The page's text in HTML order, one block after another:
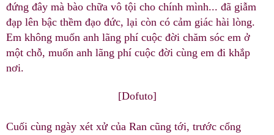
đứng đây mà bào chữa vô tội cho chính mình... đã giẫm
đạp lên bậc thềm đạo đức, lại còn có cảm giác hài lòng.
Em không muốn anh lãng phí cuộc đời chăm sóc em ở
một chỗ, muốn anh lãng phí cuộc đời cùng em đi khắp
nơi.
[Dofuto]
Cuối cùng ngày xét xử của Ran cũng tới, trước cổng